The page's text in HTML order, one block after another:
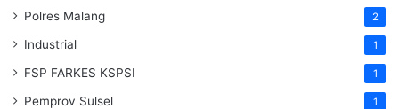
Polres Malang 2
Industrial 1
FSP FARKES KSPSI 1
Pemprov Sulsel 1